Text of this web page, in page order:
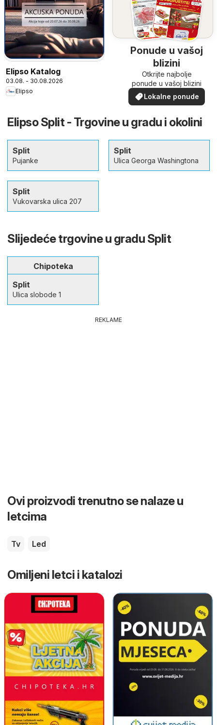
Elipso Katalog
03.08. - 30.08.2026
Elipso
Ponude u vašoj
blizini
Otkrijte najbolje
ponude u vašoj blizini
Lokalne ponude
Elipso Split - Trgovine u gradu i okolini
Split
Pujanke
Split
Ulica Georga Washingtona
Split
Vukovarska ulica 207
Slijedeće trgovine u gradu Split
Chipoteka
Split
Ulica slobode 1
REKLAME
Ovi proizvodi trenutno se nalaze u
letcima
Tv Led
Omiljeni letci i katalozi